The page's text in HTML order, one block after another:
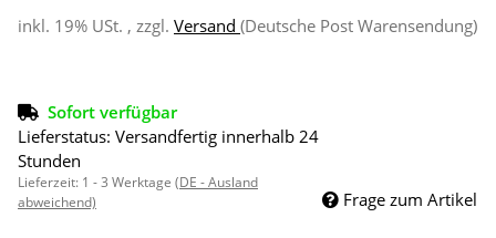
inkl. 19% USt. , zzgl. Versand (Deutsche Post Warensendung)
Sofort verfügbar
Lieferstatus: Versandfertig innerhalb 24
Stunden
Lieferzeit: 1 - 3 Werktage (DE - Ausland
abweichend)
Frage zum Artikel